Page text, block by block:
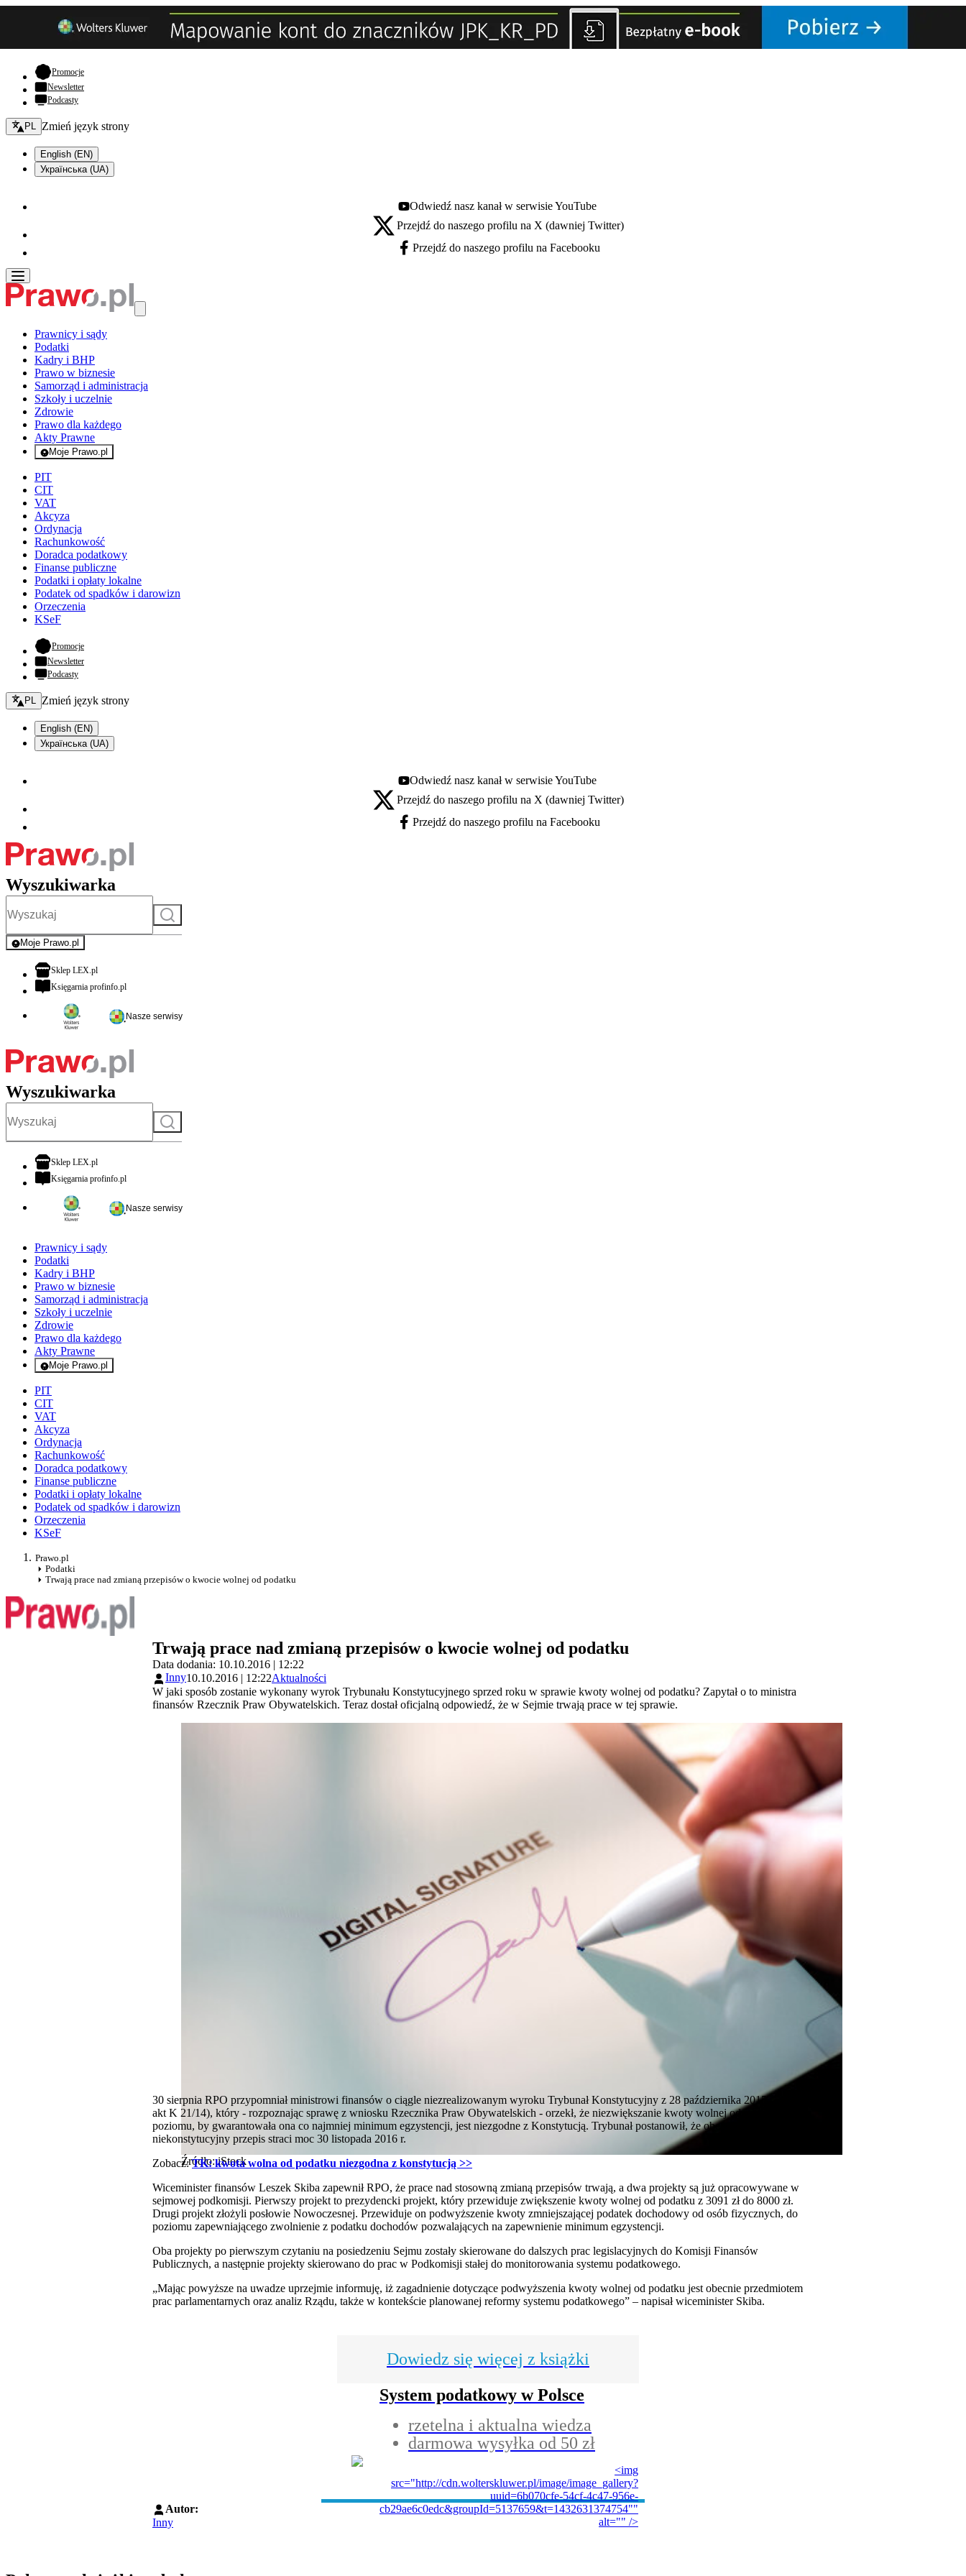
Promocje- otwiera się w nowej karcie
Newsletter
Podcasty
Zmień język - bieżący:
PL Zmień język strony
English (EN)
Українська (UA)
Youtube - otwiera się w nowej karcie
Odwiedź nasz kanał w serwisie YouTube
X - otwiera się w nowej karcie
Przejdź do naszego profilu na X (dawniej Twitter)
Facebook - otwiera się w nowej karcie
Przejdź do naszego profilu na Facebooku
Prawnicy i sądy
Podatki
Kadry i BHP
Prawo w biznesie
Samorząd i administracja
Szkoły i uczelnie
Zdrowie
Prawo dla każdego
Akty Prawne
Moje Prawo.pl
- rejestracja i logowanie do serwisu
PIT
CIT
VAT
Akcyza
Ordynacja
Rachunkowość
Doradca podatkowy
Finanse publiczne
Podatki i opłaty lokalne
Podatek od spadków i darowizn
Orzeczenia
KSeF
Promocje- otwiera się w nowej karcie
Newsletter
Podcasty
Zmień język - bieżący:
PL Zmień język strony
English (EN)
Українська (UA)
Youtube - otwiera się w nowej karcie
Odwiedź nasz kanał w serwisie YouTube
X - otwiera się w nowej karcie
Przejdź do naszego profilu na X (dawniej Twitter)
Facebook - otwiera się w nowej karcie
Przejdź do naszego profilu na Facebooku
Wyszukiwarka
Szukaj
Moje Prawo.pl
- rejestracja i logowanie do serwisu
Sklep LEX.plotwiera się w nowej karcie
Księgarnia profinfo.plotwiera się w nowej karcie
Nasze serwisy
Wyszukiwarka
Szukaj
Sklep LEX.plotwiera się w nowej karcie
Księgarnia profinfo.plotwiera się w nowej karcie
Nasze serwisy
Prawnicy i sądy
Podatki
Kadry i BHP
Prawo w biznesie
Samorząd i administracja
Szkoły i uczelnie
Zdrowie
Prawo dla każdego
Akty Prawne
Moje Prawo.pl
- rejestracja i logowanie do serwisu
PIT
CIT
VAT
Akcyza
Ordynacja
Rachunkowość
Doradca podatkowy
Finanse publiczne
Podatki i opłaty lokalne
Podatek od spadków i darowizn
Orzeczenia
KSeF
Prawo.pl
Podatki
Trwają prace nad zmianą przepisów o kwocie wolnej od podatku
Trwają prace nad zmianą przepisów o kwocie wolnej od podatku
Data dodania: 10.10.2016 | 12:22
Inny10.10.2016 | 12:22Aktualności
W jaki sposób zostanie wykonany wyrok Trybunału Konstytucyjnego sprzed roku w sprawie kwoty wolnej od podatku? Zapytał o to ministra
finansów Rzecznik Praw Obywatelskich. Teraz dostał oficjalną odpowiedź, że w Sejmie trwają prace w tej sprawie.
Źródło: iStock
30 sierpnia RPO przypomniał ministrowi finansów o ciągle niezrealizowanym wyroku Trybunał Konstytucyjny z 28 października 2015 r. (sygn.
akt K 21/14), który - rozpoznając sprawę z wniosku Rzecznika Praw Obywatelskich - orzekł, że niezwiększanie kwoty wolnej od podatku do
poziomu, by gwarantowała ona co najmniej minimum egzystencji, jest niezgodne z Konstytucją. Trybunał postanowił, że obecny,
niekonstytucyjny przepis straci moc 30 listopada 2016 r.
Zobacz:TK: kwota wolna od podatku niezgodna z konstytucją >>
Wiceminister finansów Leszek Skiba zapewnił RPO, że prace nad stosowną zmianą przepisów trwają, a dwa projekty są już opracowywane w
sejmowej podkomisji. Pierwszy projekt to prezydencki projekt, który przewiduje zwiększenie kwoty wolnej od podatku z 3091 zł do 8000 zł.
Drugi projekt złożyli posłowie Nowoczesnej. Przewiduje on podwyższenie kwoty zmniejszającej podatek dochodowy od osób fizycznych, do
poziomu zapewniającego zwolnienie z podatku dochodów pozwalających na zapewnienie minimum egzystencji.
Oba projekty po pierwszym czytaniu na posiedzeniu Sejmu zostały skierowane do dalszych prac legislacyjnych do Komisji Finansów
Publicznych, a następnie projekty skierowano do prac w Podkomisji stałej do monitorowania systemu podatkowego.
„Mając powyższe na uwadze uprzejmie informuję, iż zagadnienie dotyczące podwyższenia kwoty wolnej od podatku jest obecnie przedmiotem
prac parlamentarnych oraz analiz Rządu, także w kontekście planowanej reformy systemu podatkowego” – napisał wiceminister Skiba.
Dowiedz się więcej z książki
System podatkowy w Polsce
rzetelna i aktualna wiedza
darmowa wysyłka od 50 zł
<img
src="http://cdn.wolterskluwer.pl/image/image_gallery?
uuid=6b070cfe-54cf-4c47-956e-
cb29ae6c0edc&groupId=5137659&t=1432631374754""
alt="" />
Autor:
Inny